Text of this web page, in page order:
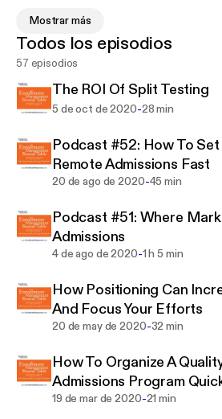
Education with insights from the
EDU marketing company and
panelists.
Questions or comments? Email
Mostrar más
Todos los episodios
57 episodios
The ROI Of Split Testing
5 de oct de 2020-28 min
Podcast #52: How To
Remote Admissions Fast
20 de ago de 2020-45 min
Podcast #51: Where
Admissions
4 de ago de 2020-1 h 5 min
How Positioning Can
And Focus Your Efforts
20 de may de 2020-32 min
How To Organize A
Admissions Program
19 de mar de 2020-21 min